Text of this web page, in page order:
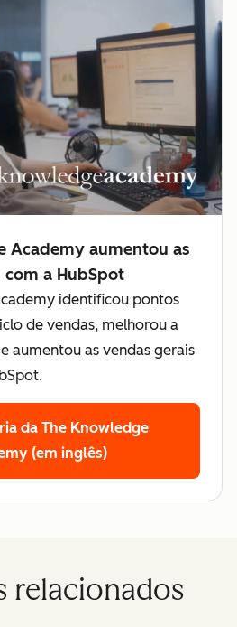
Academy aumentou as
com a HubSpot
identificou pontos
de vendas, melhorou a
aumentou as vendas gerais
da The Knowledge
(em inglês)
relacionados